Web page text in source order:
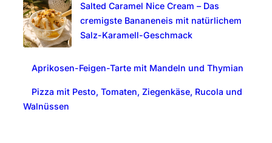
Salted Caramel Nice Cream – Das
cremigste Bananeneis mit natürlichem
Salz-Karamell-Geschmack
Aprikosen-Feigen-Tarte mit Mandeln und Thymian
Pizza mit Pesto, Tomaten, Ziegenkäse, Rucola und
Walnüssen